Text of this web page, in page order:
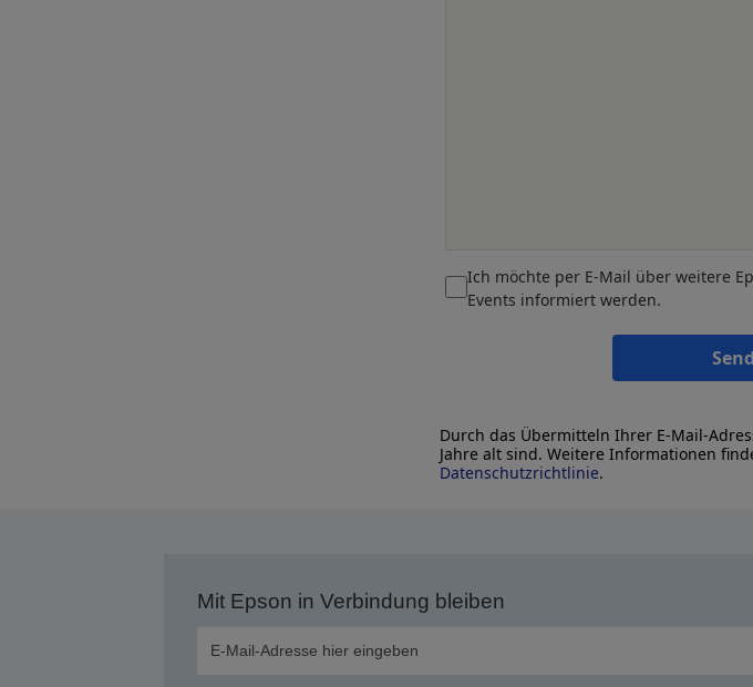
Ich möchte per E-Mail über weitere
Events informiert werden.
Durch das Übermitteln Ihrer E-Mail-
Jahre alt sind. Weitere Informationen
Datenschutzrichtlinie.
Mit Epson in Verbindung bleiben